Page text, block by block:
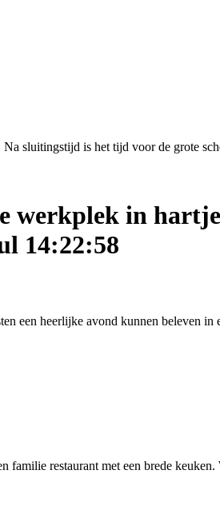
sluitingstijd is het tijd voor de grote
werkplek in
14:22:58
een heerlijke avond kunnen beleven
familie restaurant met een brede